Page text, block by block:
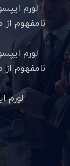
لورم
نامفهوم
لورم
نامفهوم
لورم